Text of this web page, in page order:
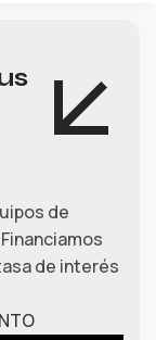
de
Financiamos
de interés